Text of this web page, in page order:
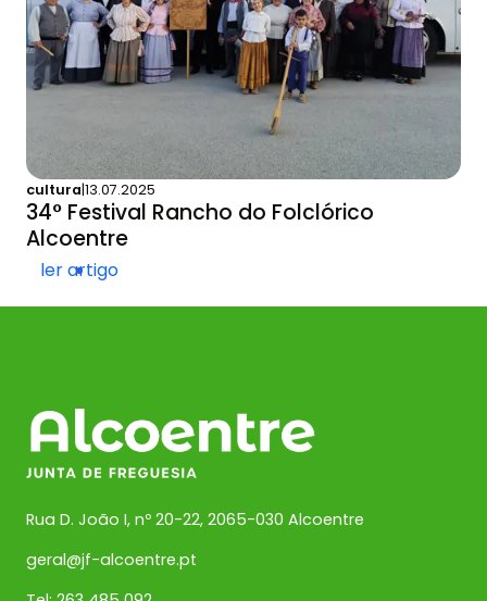
cultura|13.07.2025
34° Festival Rancho do Folclórico
Alcoentre
ler artigo
Rua D. João I, nº 20-22, 2065-030 Alcoentre
geral@jf-alcoentre.pt